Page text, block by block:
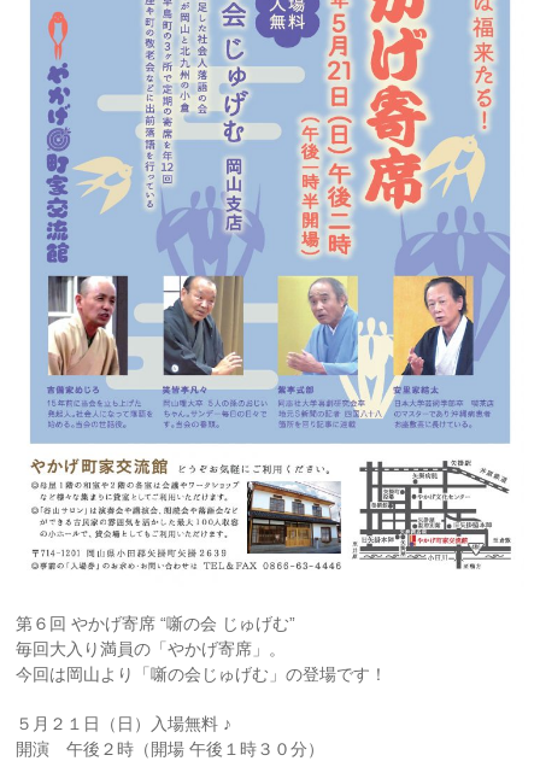
第６回 やかげ寄席 “噺の会 じゅげむ”
毎回大入り満員の「やかげ寄席」。
今回は岡山より「噺の会じゅげむ」の登場です！
５月２１日（日）入場無料 ♪
開演 午後２時（開場 午後１時３０分）